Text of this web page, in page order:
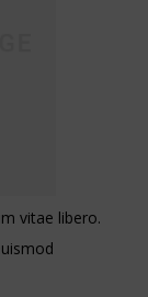
vitae libero.